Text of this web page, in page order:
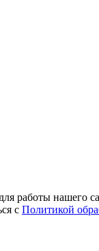
работы нашего
с Политикой